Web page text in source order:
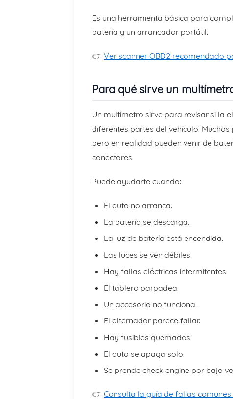
Es una herramienta básica para
batería y un arrancador portátil.
👉 Ver scanner OBD2 recomendado
Para qué sirve un
Un multímetro sirve para revisar si la
diferentes partes del vehículo.
pero en realidad pueden venir de
conectores.
Puede ayudarte cuando:
El auto no arranca.
La batería se descarga.
La luz de batería está encendida.
Las luces se ven débiles.
Hay fallas eléctricas intermitentes.
El tablero parpadea.
Un accesorio no funciona.
El alternador parece fallar.
Hay fusibles quemados.
El auto se apaga solo.
Se prende check engine por bajo
👉 Consulta la guía de fallas